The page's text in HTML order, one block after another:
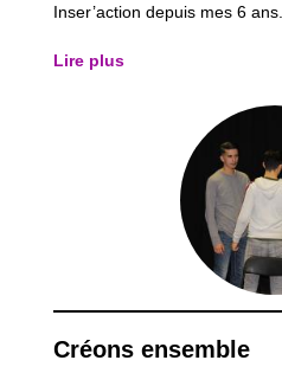
Inser’action depuis mes 6
participé aux cours de
Lire plus
Créons ensemble